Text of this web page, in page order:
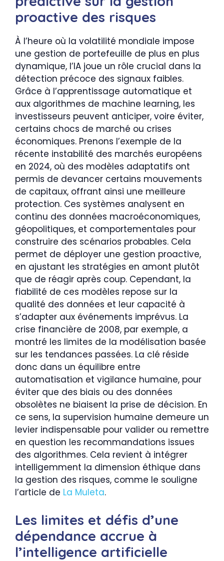
proactive des risques
À l’heure où la volatilité mondiale impose
une gestion de portefeuille de plus en plus
dynamique, l’IA joue un rôle crucial dans la
détection précoce des signaux faibles.
Grâce à l’apprentissage automatique et
aux algorithmes de machine learning, les
investisseurs peuvent anticiper, voire éviter,
certains chocs de marché ou crises
économiques. Prenons l’exemple de la
récente instabilité des marchés européens
en 2024, où des modèles adaptatifs ont
permis de devancer certains mouvements
de capitaux, offrant ainsi une meilleure
protection. Ces systèmes analysent en
continu des données macroéconomiques,
géopolitiques, et comportementales pour
construire des scénarios probables. Cela
permet de déployer une gestion proactive,
en ajustant les stratégies en amont plutôt
que de réagir après coup. Cependant, la
fiabilité de ces modèles repose sur la
qualité des données et leur capacité à
s’adapter aux événements imprévus. La
crise financière de 2008, par exemple, a
montré les limites de la modélisation basée
sur les tendances passées. La clé réside
donc dans un équilibre entre
automatisation et vigilance humaine, pour
éviter que des biais ou des données
obsolètes ne biaisent la prise de décision. En
ce sens, la supervision humaine demeure un
levier indispensable pour valider ou remettre
en question les recommandations issues
des algorithmes. Cela revient à intégrer
intelligemment la dimension éthique dans
la gestion des risques, comme le souligne
l’article de La Muleta.
Les limites et défis d’une
dépendance accrue à
l’intelligence artificielle